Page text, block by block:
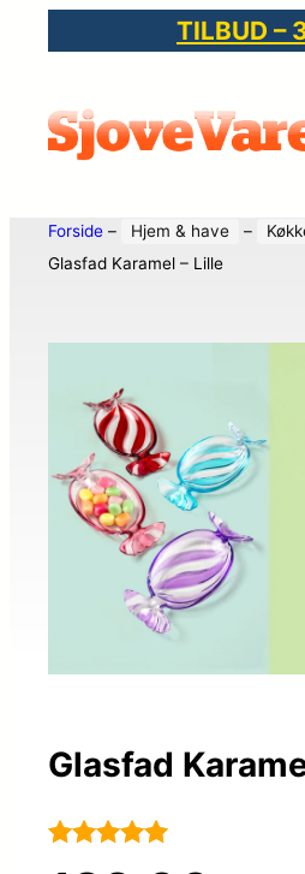
TILBUD –
Forside – Hjem & have –
Glasfad Karamel – Lille
Glasfad